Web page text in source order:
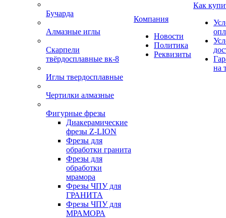
Бучарда
Алмазные иглы
Скарпели
твёрдосплавные вк-8
Иглы твердосплавные
Чертилки алмазные
Фигурные фрезы
Диакерамические
фрезы Z-LION
Фрезы для
обработки гранита
Фрезы для
обработки
мрамора
Фрезы ЧПУ для
ГРАНИТА
Фрезы ЧПУ для
МРАМОРА
Компания
Новости
Политика
Реквизиты
Как
на